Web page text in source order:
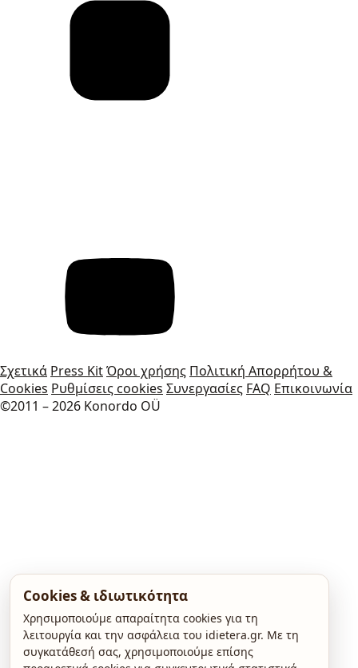
Σχετικά Press KitΌροι χρήσης Πολιτική Απορρήτου &
Cookies Ρυθμίσεις cookies Συνεργασίες FAQ Επικοινωνία
©2011 – 2026 Konordo OÜ
Cookies & ιδιωτικότητα
Χρησιμοποιούμε απαραίτητα cookies για τη
λειτουργία και την ασφάλεια του idietera.gr. Με τη
συγκατάθεσή σας, χρησιμοποιούμε επίσης